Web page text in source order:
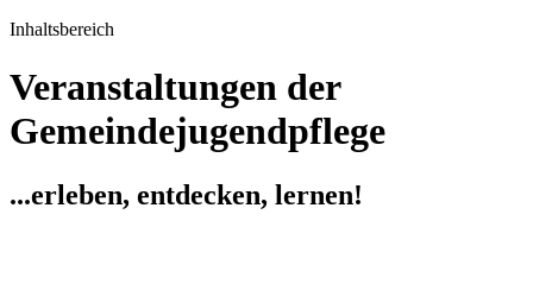
Inhaltsbereich
Veranstaltungen der
Gemeindejugendpflege
...erleben, entdecken, lernen!